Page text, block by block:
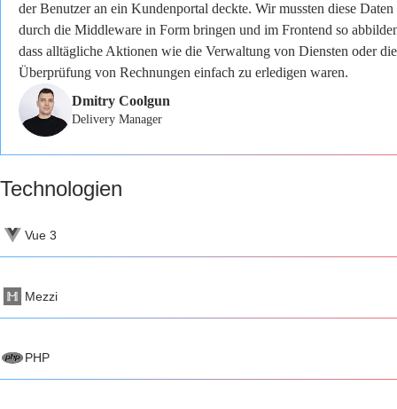
der Benutzer an ein Kundenportal deckte. Wir mussten diese Daten
durch die Middleware in Form bringen und im Frontend so
dass alltägliche Aktionen wie die Verwaltung von Diensten oder die
Überprüfung von Rechnungen einfach zu erledigen waren.
Dmitry Coolgun
Delivery Manager
Technologien
Vue 3
Mezzi
PHP